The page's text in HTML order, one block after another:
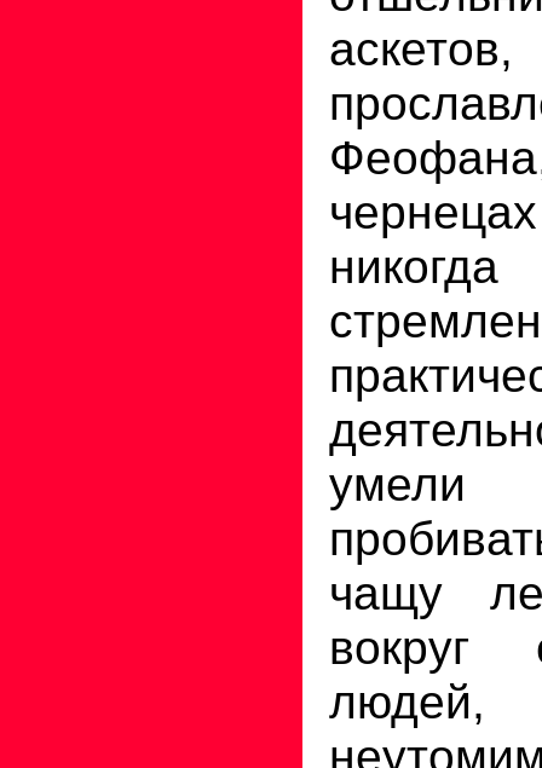
аскетов,
умели
чащу
вокруг